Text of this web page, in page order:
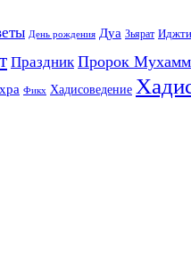
День рождения Дуа Зьярат
Праздник Пророк
Фикх Хадисоведение